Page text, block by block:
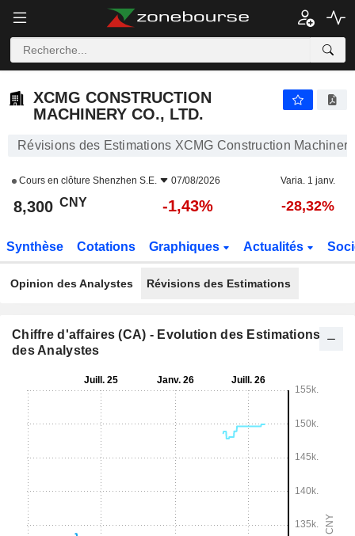
XCMG CONSTRUCTION
MACHINERY CO., LTD.
Révisions des Estimations XCMG Construction
Cours en clôture Shenzhen S.E. 07/08/2026 Varia. 1 janv.
8,300 CNY -1,43% -28,32%
Synthèse Cotations Graphiques Actualités
Opinion des Analystes Révisions des Estimations
Chiffre d'affaires (CA) - Evolution des Estimations
des Analystes